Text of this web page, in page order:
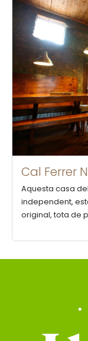
Cal Ferrer
Aquesta casa
independent,
original, tota de